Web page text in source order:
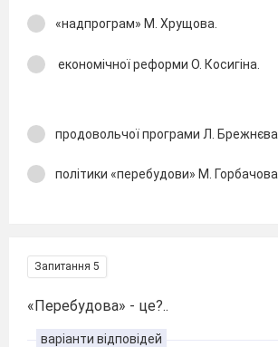
«надпрограм» М. Хрущова.
економічної реформи О. Косигіна.
продовольчої програми Л. Брежнєва
політики «перебудови» М. Горбачова.
Запитання 5
«Перебудова» - це?..
варіанти відповідей